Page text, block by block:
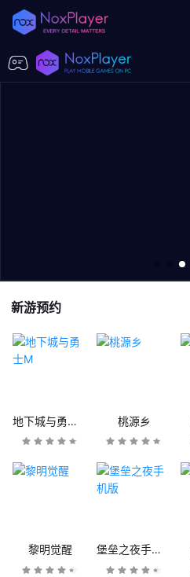
新游预约
地下城与勇士M 桃源乡
黎明觉醒 堡垒之夜手机版